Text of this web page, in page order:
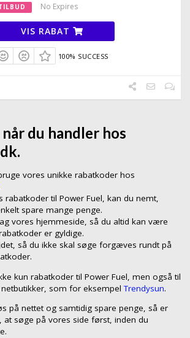
No Expires
VIS RABAT
100% SUCCESS
du handler hos
vores unikke rabatkoder hos
rabatkoder til Power Fuel, kan du nemt,
spare mange penge.
vores hjemmeside, så du altid kan være
er gyldige.
så du ikke skal søge forgæves rundt på
kun rabatkoder til Power Fuel, men også til
som for eksempelTrendysun.
på nettet og samtidig spare penge, så er
at søge på vores side først, inden du